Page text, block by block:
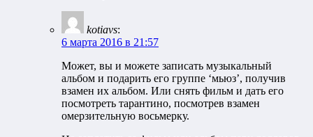
kotiavs:
6 марта 2016 в 21:57
Может, вы и можете записать музыкальный
альбом и подарить его группе ‘мьюз’, получив
взамен их альбом. Или снять фильм и дать его
посмотреть тарантино, посмотрев взамен
омерзительную восьмерку.